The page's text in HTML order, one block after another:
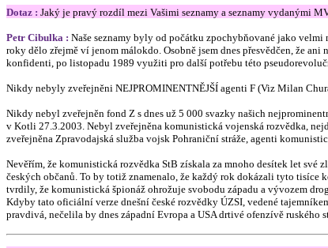
Dotaz : Jaký je pravý rozdíl mezi Vašimi seznamy a seznamy vydanými
Petr Cibulka : Naše seznamy byly od počátku zpochybňované jako
roky dělo zřejmě ví jenom málokdo. Osobně jsem dnes přesvědčen, že
konfidenti, po listopadu 1989 využiti pro další potřebu této
Nikdy nebyly zveřejněni NEJPROMINENTNĚJŠÍ agenti F (Viz Milan
Nikdy nebyl zveřejněn fond Z s dnes už 5 000 svazky našich
v Kotli 27.3.2003. Nebyl zveřejněna komunistická vojenská rozvědka,
zveřejněna Zpravodajská služba vojsk Pohraniční stráže, agenti
Nevěřím, že komunistická rozvědka StB získala za mnoho desítek let
českých občanů. To by totiž znamenalo, že každý rok dokázali tyto
tvrdily, že komunistická špionáž ohrožuje svobodu západu a vývozem
Kdyby tato oficiální verze dnešní české rozvědky ÚZSI, vedené
pravdivá, nečelila by dnes západní Evropa a USA drtivé ofenzívě